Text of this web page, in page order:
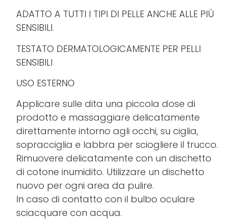
ADATTO A TUTTI I TIPI DI PELLE ANCHE ALLE PIÙ
SENSIBILI.
TESTATO DERMATOLOGICAMENTE PER PELLI
SENSIBILI
USO ESTERNO
Applicare sulle dita una piccola dose di
prodotto e massaggiare delicatamente
direttamente intorno agli occhi, su ciglia,
sopracciglia e labbra per sciogliere il trucco.
Rimuovere delicatamente con un dischetto
di cotone inumidito. Utilizzare un dischetto
nuovo per ogni area da pulire.
In caso di contatto con il bulbo oculare
sciacquare con acqua.